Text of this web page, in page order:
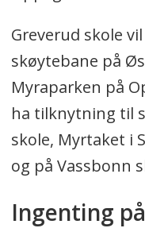
Greverud skole
skøytebane på
Myraparken på
ha tilknytning til
skole, Myrtaket i
og på Vassbonn
Ingenting